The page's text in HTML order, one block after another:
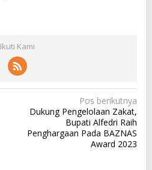
Ikuti Kami
Pos berikutnya
Dukung Pengelolaan Zakat,
Bupati Alfedri Raih
Penghargaan Pada BAZNAS
Award 2023